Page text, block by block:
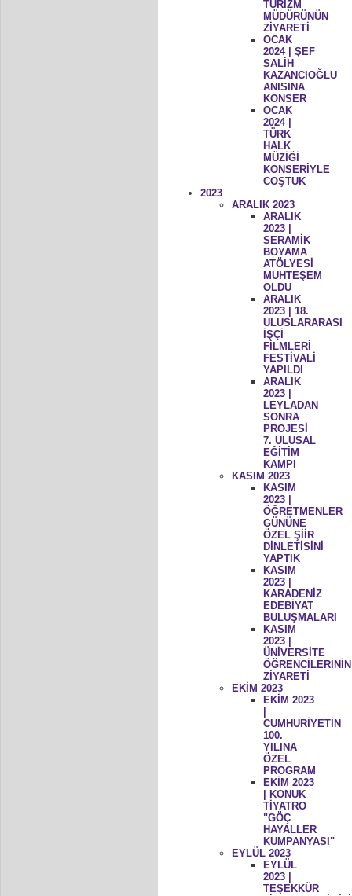
TURİZM
MÜDÜRÜNÜN
ZİYARETİ
OCAK
2024 | ŞEF
SALİH
KAZANCIOĞLU
ANISINA
KONSER
OCAK
2024 |
TÜRK
HALK
MÜZİĞİ
KONSERİYLE
COŞTUK
2023
ARALIK 2023
ARALIK
2023 |
SERAMİK
BOYAMA
ATÖLYESİ
MUHTEŞEM
OLDU
ARALIK
2023 | 18.
ULUSLARARASI
İŞÇİ
FİLMLERİ
FESTİVALİ
YAPILDI
ARALIK
2023 |
LEYLADAN
SONRA
PROJESİ
7. ULUSAL
EĞİTİM
KAMPI
KASIM 2023
KASIM
2023 |
ÖĞRETMENLER
GÜNÜNE
ÖZEL ŞİİR
DİNLETİSİNİ
YAPTIK
KASIM
2023 |
KARADENİZ
EDEBİYAT
BULUŞMALARI
KASIM
2023 |
ÜNİVERSİTE
ÖĞRENCİLERİNİN
ZİYARETİ
EKİM 2023
EKİM 2023
CUMHURİYETİN
100.
YILINA
ÖZEL
PROGRAM
EKİM 2023
| KONUK
TİYATRO
"GÖÇ
HAYALLER
KUMPANYASI"
EYLÜL 2023
EYLÜL
2023 |
TEŞEKKÜR